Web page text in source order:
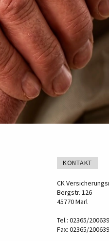
KONTAKT
CK
Bergstr. 126
45770 Marl
Tel.: 02365/
Fax: 02365/